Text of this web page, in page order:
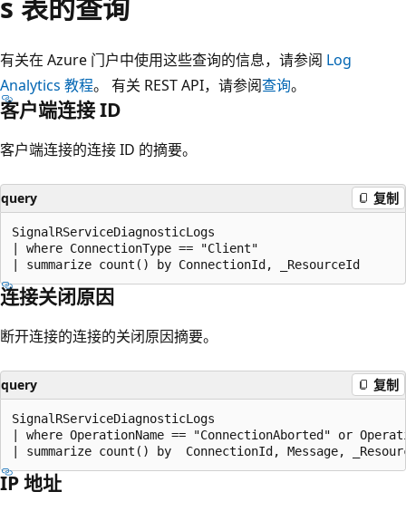
有关在 Azure 门户中使用这些查询的信息，请参阅 Log
Analytics 教程。 有关 REST API，请参阅查询。
客户端连接 ID
客户端连接的连接 ID 的摘要。
query 复制
SignalRServiceDiagnosticLogs
| where ConnectionType == "Client"
连接关闭原因
断开连接的连接的关闭原因摘要。
query 复制
SignalRServiceDiagnosticLogs
| where OperationName == "ConnectionAborted" or
IP 地址